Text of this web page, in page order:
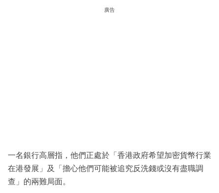
廣告
一名銀行高層指，他們正處於「香港政府希望加密貨幣行業
在港發展」及「擔心他們可能被追究反洗錢或沒有盡職調
查」的兩難局面。